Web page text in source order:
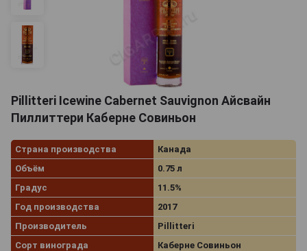
Pillitteri Icewine Cabernet Sauvignon Айсвайн
Пиллиттери Каберне Совиньон
Страна производства
Канада
Объём
0.75 л
Градус
11.5%
Год производства
2017
Производитель
Pillitteri
Сорт винограда
Каберне Совиньон